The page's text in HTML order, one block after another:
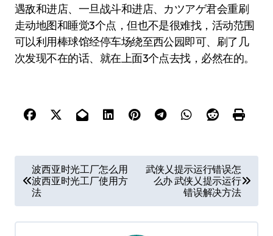
遇敌和进店、一旦战斗和进店、カツアゲ君会重刷
走动地图和睡觉3个点，但也不是很难找，活动范围
可以利用棒球馆经停车场绕至西公园即可、刷了几
次发现不在的话、就在上面3个点去找，必然在的。
章
导
航
波西亚时光工厂怎么用
波西亚时光工厂使用方
法
武侠乂提示运行错误怎
么办 武侠乂提示运行
错误解决方法